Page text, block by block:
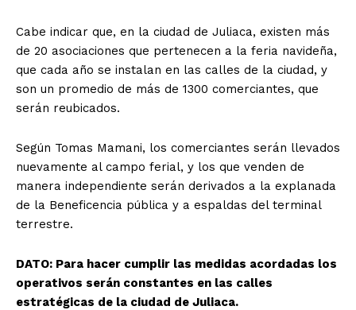
Cabe indicar que, en la ciudad de Juliaca, existen más
de 20 asociaciones que pertenecen a la feria navideña,
que cada año se instalan en las calles de la ciudad, y
son un promedio de más de 1300 comerciantes, que
serán reubicados.
Según Tomas Mamani, los comerciantes serán llevados
nuevamente al campo ferial, y los que venden de
manera independiente serán derivados a la explanada
de la Beneficencia pública y a espaldas del terminal
terrestre.
DATO: Para hacer cumplir las medidas acordadas los
operativos serán constantes en las calles
estratégicas de la ciudad de Juliaca.